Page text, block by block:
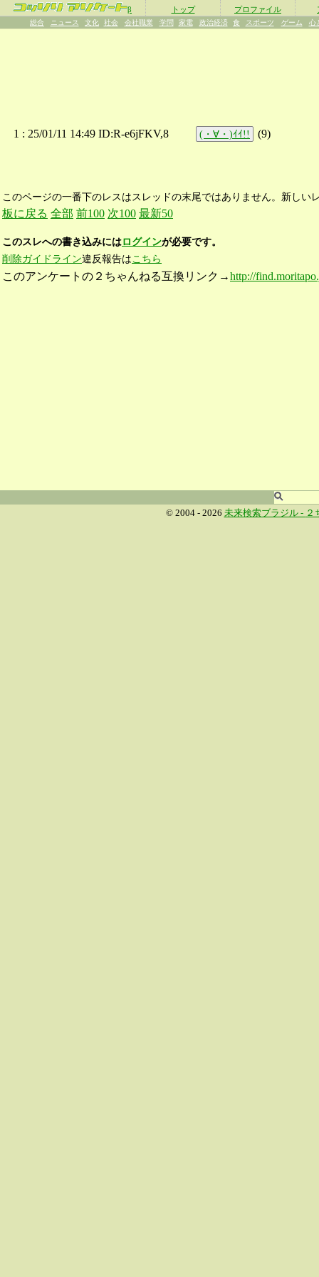
β トップ プロファイル
総合 ニュース 文化 社会 会社職業 学問 家電 政治経済 食 スポーツ ゲーム 心
1 : 25/01/11 14:49 ID:R-e6jFKV,8 (・∀・)ｲｲ!! (9)
このページの一番下のレスはスレッドの末尾ではありません。新し
板に戻る 全部 前100 次100 最新50
このスレへの書き込みにはログインが必要です。
削除ガイドライン違反報告はこちら
このアンケートの２ちゃんねる互換リンク→http://
© 2004 - 2026 未来検索ブラジル - ２